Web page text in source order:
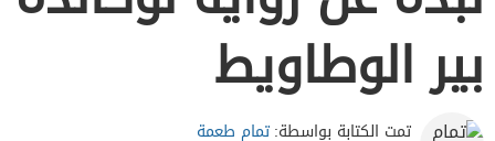
بير الوطاويط
تمت الكتابة بواسطة:تمام طعمة